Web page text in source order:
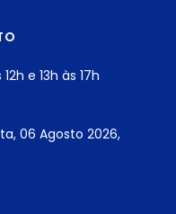
e 13h às 17h
06 Agosto 2026,